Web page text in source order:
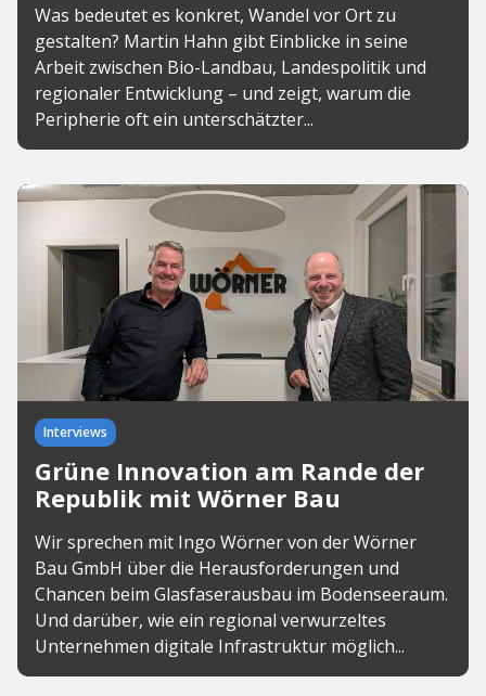
Was bedeutet es konkret, Wandel vor Ort zu
gestalten? Martin Hahn gibt Einblicke in seine
Arbeit zwischen Bio-Landbau, Landespolitik und
regionaler Entwicklung – und zeigt, warum die
Peripherie oft ein unterschätzter...
Interviews
Grüne Innovation am Rande der
Republik mit Wörner Bau
Wir sprechen mit Ingo Wörner von der Wörner
Bau GmbH über die Herausforderungen und
Chancen beim Glasfaserausbau im Bodenseeraum.
Und darüber, wie ein regional verwurzeltes
Unternehmen digitale Infrastruktur möglich...